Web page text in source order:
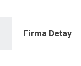
Firma Detay